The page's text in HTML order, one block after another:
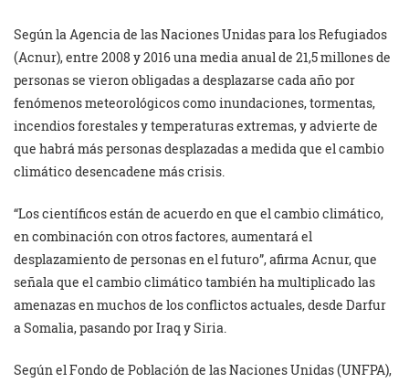
Según la Agencia de las Naciones Unidas para los Refugiados
(Acnur), entre 2008 y 2016 una media anual de 21,5 millones de
personas se vieron obligadas a desplazarse cada año por
fenómenos meteorológicos como inundaciones, tormentas,
incendios forestales y temperaturas extremas, y advierte de
que habrá más personas desplazadas a medida que el cambio
climático desencadene más crisis.
“Los científicos están de acuerdo en que el cambio climático,
en combinación con otros factores, aumentará el
desplazamiento de personas en el futuro”, afirma Acnur, que
señala que el cambio climático también ha multiplicado las
amenazas en muchos de los conflictos actuales, desde Darfur
a Somalia, pasando por Iraq y Siria.
Según el Fondo de Población de las Naciones Unidas (UNFPA),